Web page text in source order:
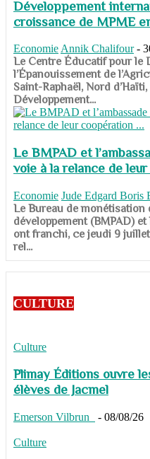
Développement
croissance de MPME
Economie Annik Chalifour -
​​​​​​​Le Centre Éducatif pour le
l’Épanouissement de
Saint-Raphaël, Nord
Développement...
Le BMPAD et
voie à la relance de
Economie Jude Edgard Boris
​​​​​​​Le Bureau de monétisation
développement (BMPAD)
ont franchi, ce jeudi 9
rel...
CULTURE
Culture
Plimay Éditions ouvre
élèves de Jacmel
Emerson Vilbrun - 08/08/26
Culture